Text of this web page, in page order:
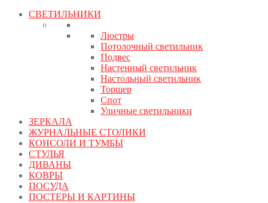
СВЕТИЛЬНИКИ
Люстры
Потолочный светильник
Подвес
Настенный светильник
Настольный светильник
Торшер
Спот
Уличные светильники
ЗЕРКАЛА
ЖУРНАЛЬНЫЕ СТОЛИКИ
КОНСОЛИ И ТУМБЫ
СТУЛЬЯ
ДИВАНЫ
КОВРЫ
ПОСУДА
ПОСТЕРЫ И КАРТИНЫ